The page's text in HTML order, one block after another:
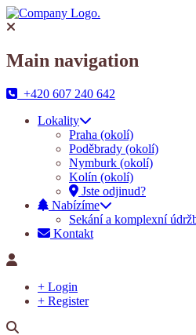
Main navigation
+420 607 240 642
Lokality
Praha (okolí)
Poděbrady (okolí)
Nymburk (okolí)
Kolín (okolí)
Jste odjinud?
Nabízíme
Sekání a komplexní
Kontakt
+ Login
+ Register